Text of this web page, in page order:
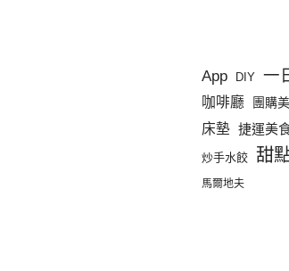
App DIY 一
咖啡廳 團購
床墊 捷運美
炒手水餃 甜
馬爾地夫